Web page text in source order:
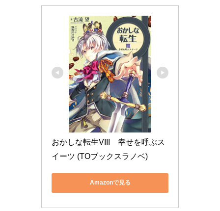
おかしな転生VIII　幸せを呼ぶス
イーツ (TOブックスラノベ)
Amazonで見る